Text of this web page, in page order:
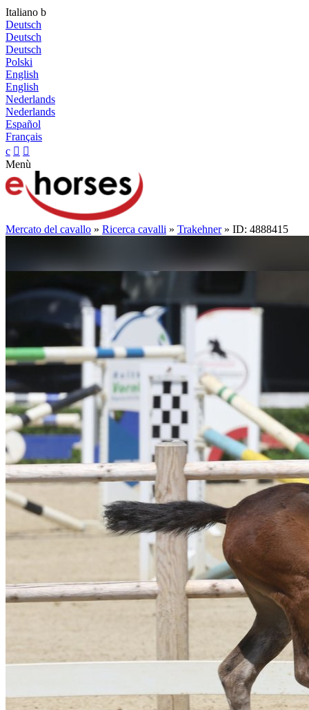
Italiano b
Deutsch
Deutsch
Deutsch
Polski
English
English
Nederlands
Nederlands
Español
Français
c  
Menù
Mercato del cavallo » Ricerca cavalli » Trakehner» ID: 4888415